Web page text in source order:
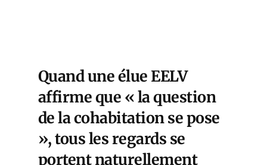
Quand une élue EELV
affirme que « la question
de la cohabitation se pose
», tous les regards se
portent naturellement